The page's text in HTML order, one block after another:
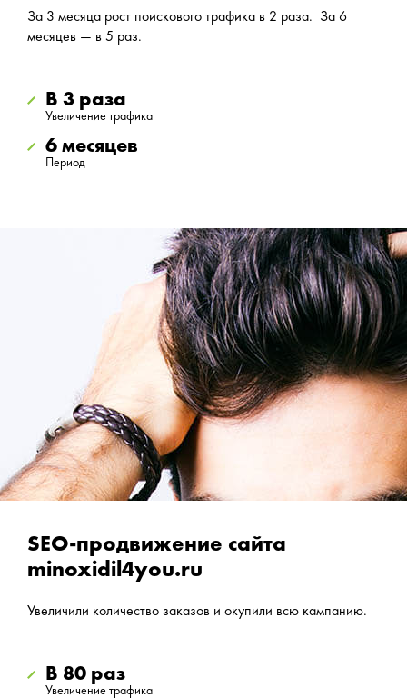
За 3 месяца рост поискового трафика в 2 раза. За 6
месяцев — в 5 раз.
В 3 раза
Увеличение трафика
6 месяцев
Период
SEO-продвижение сайта
minoxidil4you.ru
Увеличили количество заказов и окупили всю кампанию.
В 80 раз
Увеличение трафика